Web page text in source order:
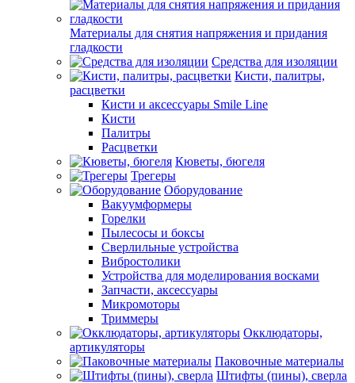
Материалы для снятия напряжения и придания
гладкости
Средства для изоляции
Кисти, палитры,
расцветки
Кисти и аксессуары Smile Line
Кисти
Палитры
Расцветки
Кюветы, бюгеля
Трегеры
Оборудование
Вакуумформеры
Горелки
Пылесосы и боксы
Сверлильные устройства
Вибростолики
Устройства для моделирования восками
Запчасти, аксессуары
Микромоторы
Триммеры
Окклюдаторы,
артикуляторы
Паковочные материалы
Штифты (пины), сверла